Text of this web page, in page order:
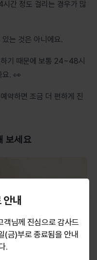
간 정도 걸리는 경우가 많
는 것은 아니에요.
기 때문에 보통 24~48시
요. 👀
약하면 조금 더 편하게 진
보세요
안내
객님께 진심으로 감사드
금)부로 종료됨을 안내
.